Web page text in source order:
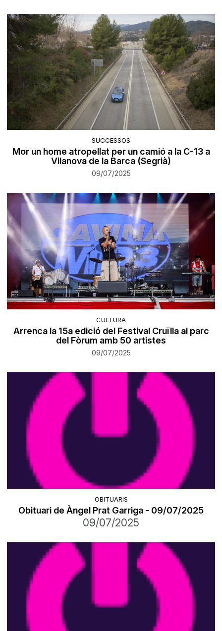
SUCCESSOS
Mor un home atropellat per un camió a la C-13 a
Vilanova de la Barca (Segrià)
09/07/2025
CULTURA
Arrenca la 15a edició del Festival Cruïlla al parc
del Fòrum amb 50 artistes
09/07/2025
OBITUARIS
Obituari de Àngel Prat Garriga - 09/07/2025
09/07/2025